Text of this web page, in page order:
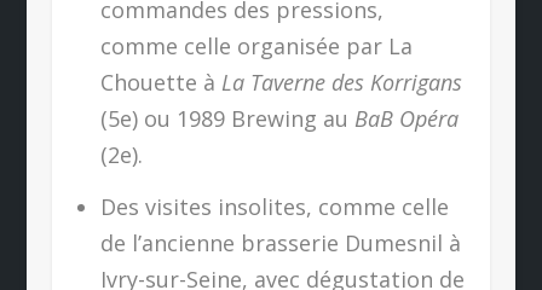
commandes des pressions,
comme celle organisée par La
Chouette à La Taverne des Korrigans
(5e) ou 1989 Brewing au BaB Opéra
(2e).
Des visites insolites, comme celle
de l’ancienne brasserie Dumesnil à
Ivry-sur-Seine, avec dégustation de